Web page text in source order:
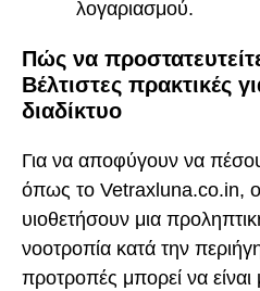
λογαριασμού.
Πώς να
Βέλτιστες πρακτικές
διαδίκτυο
Για να αποφύγουν να
όπως το Vetraxluna.co.in,
υιοθετήσουν μια
νοοτροπία κατά την
προτροπές μπορεί να είναι